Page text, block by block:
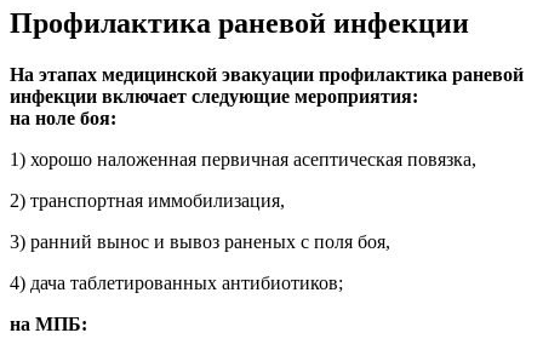
Профилактика раневой инфекции
На этапах медицинской эвакуации профилактика раневой
инфекции включает следующие мероприятия:
на ноле боя:
1) хорошо наложенная первичная асептическая повязка,
2) транспортная иммобилизация,
3) ранний вынос и вывоз раненых с поля боя,
4) дача таблетированных антибиотиков;
на МПБ: